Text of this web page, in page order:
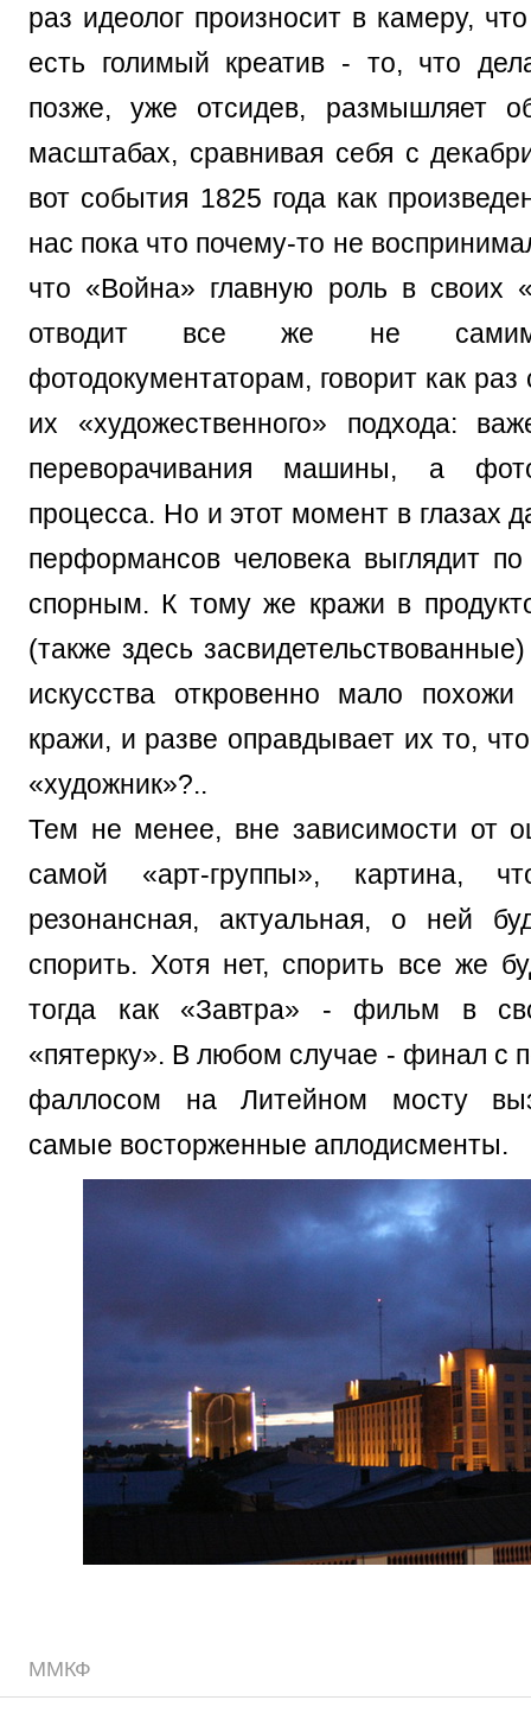
раз идеолог произносит в камеру,
есть голимый креатив - то, что
позже, уже отсидев, размышляет
масштабах, сравнивая себя с
вот события 1825 года как
нас пока что почему-то не
что «Война» главную роль в своих
отводит все же не
фотодокументаторам, говорит как раз
их «художественного» подхода:
переворачивания машины, а
процесса. Но и этот момент в глазах
перформансов человека выглядит
спорным. К тому же кражи в
(также здесь
искусства откровенно мало
кражи, и разве оправдывает их то,
«художник»?..
Тем не менее, вне зависимости от
самой «арт-группы», картина,
резонансная, актуальная, о ней
спорить. Хотя нет, спорить все же
тогда как «Завтра» - фильм в
«пятерку». В любом случае - финал с
фаллосом на Литейном мосту
самые восторженные аплодисменты.
ММКФ